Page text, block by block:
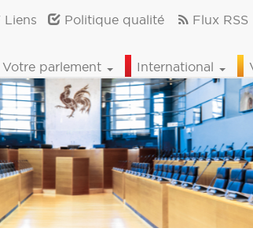
Liens Politique qualité Flux RSS
Votre parlement International